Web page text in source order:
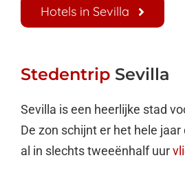
Hotels in Sevilla
StedentripSevilla
Sevilla is een heerlijke stad
De zon schijnt er het hele
al in slechts tweeënhalf uur